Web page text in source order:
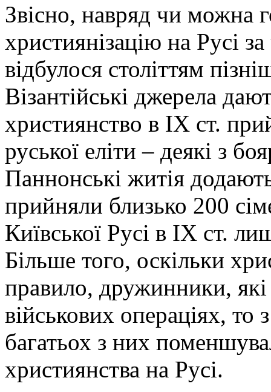
Звісно, навряд чи можна
християнізацію на Русі
відбулося століттям
Візантійські джерела
християнство в ІХ ст.
руської еліти – деякі з
Паннонські житія
прийняли близько 200
Київської Русі в ІХ ст.
Більше того, оскільки
правило, дружинники,
військових операціях, то
багатьох з них
християнства на Русі.